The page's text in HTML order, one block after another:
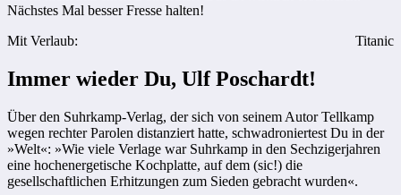
Nächstes Mal besser Fresse halten!
Mit Verlaub:
Titanic
Immer wieder Du, Ulf Poschardt!
Über den Suhrkamp-Verlag, der sich von seinem Autor Tellkamp
wegen rechter Parolen distanziert hatte, schwadroniertest Du in der
»Welt«: »Wie viele Verlage war Suhrkamp in den Sechzigerjahren
eine hochenergetische Kochplatte, auf dem (sic!) die
gesellschaftlichen Erhitzungen zum Sieden gebracht wurden«.